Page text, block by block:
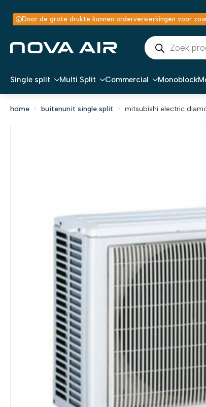
Door de grote drukte kunnen orderverwerkingen voor
Producten
zoeken
Single split Multi Split Commercial Monoblock
home buitenunit single split mitsubishi electric